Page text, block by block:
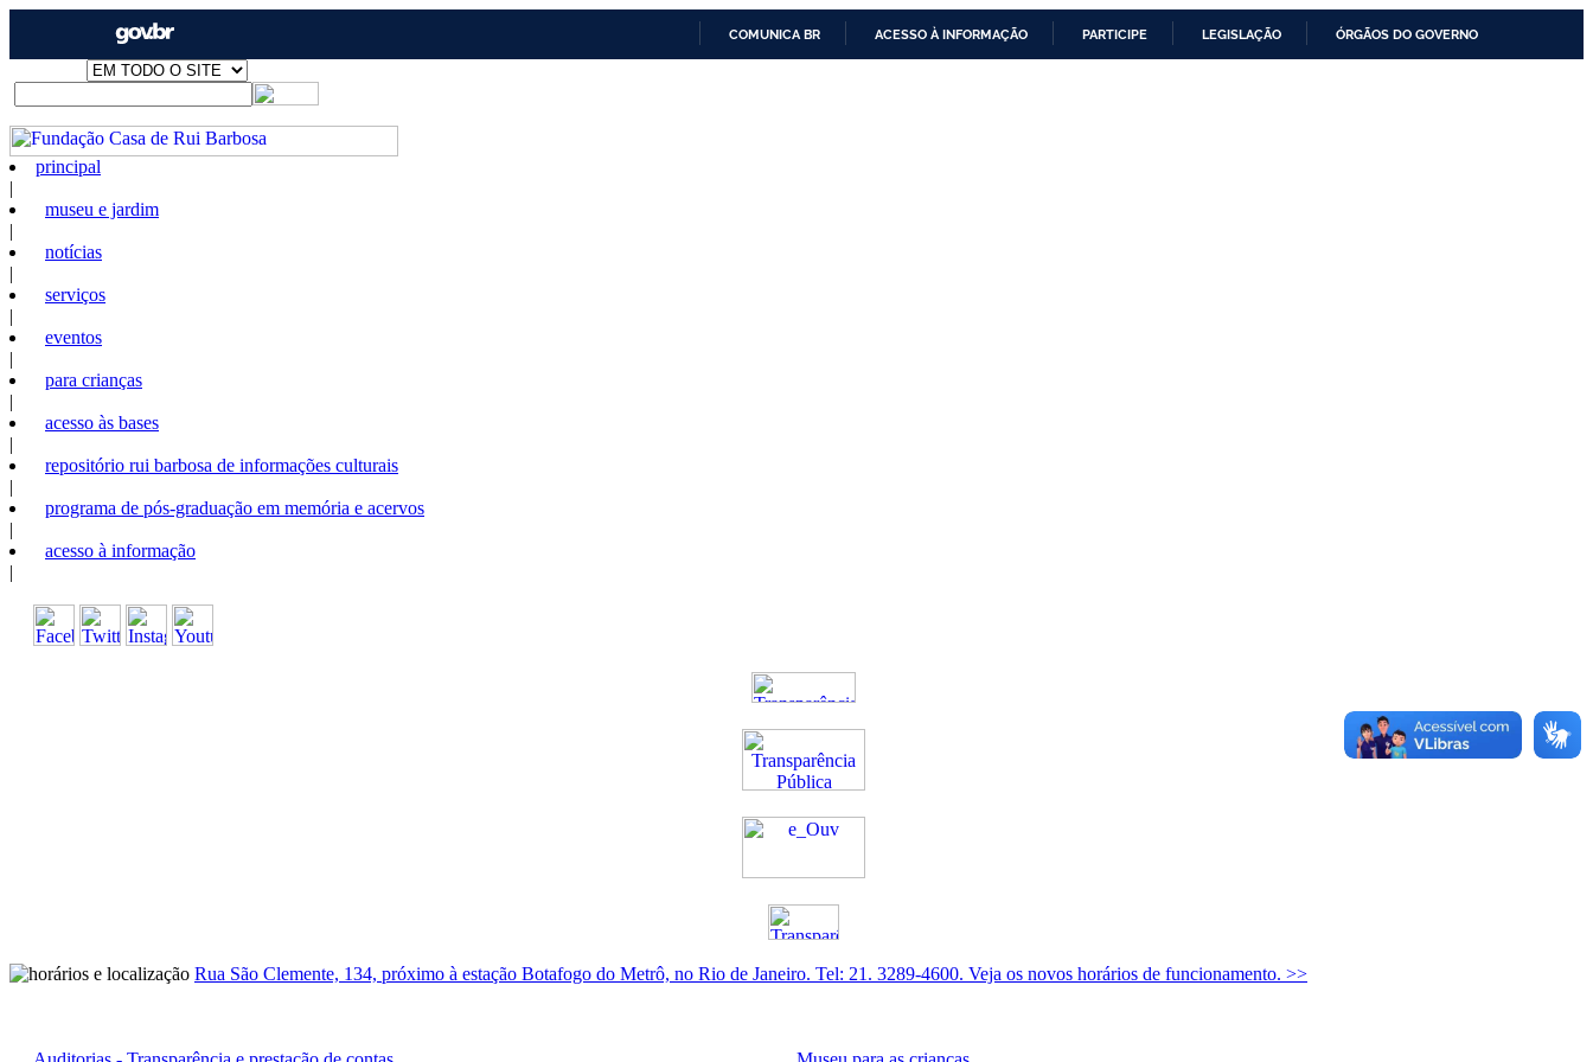
COMUNICA BR ACESSO À INFORMAÇÃO PARTICIPE LEGISLAÇÃO ÓRGÃOS DO GOVERNO
principal
|
museu e jardim
|
notícias
|
serviços
|
eventos
|
para crianças
|
acesso às bases
|
repositório rui barbosa de informações culturais
|
programa de pós-graduação em memória e acervos
|
acesso à informação
|
Rua São Clemente, 134, próximo à estação Botafogo do Metrô, no Rio de Janeiro. Tel: 21. 3289-4600. Veja os novos horários de funcionamento. >>